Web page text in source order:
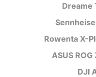
Dreame
Rowenta X-
ASUS
DJI